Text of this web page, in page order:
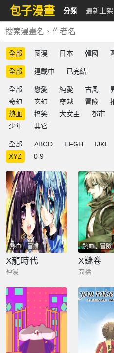
包子漫畫 分類 最新上架
全部 國漫 日本 韓國
全部 連載中 已完結
全部 戀愛 純愛 古風
奇幻
玄幻 穿越 冒險
熱血
搞笑 大女主 都市
少年
其它
全部 ABCD EFGH IJKL
XYZ
0-9
熱血 冒險
X龍時代
神漫
熱血 冒險
X謎卷
囧標